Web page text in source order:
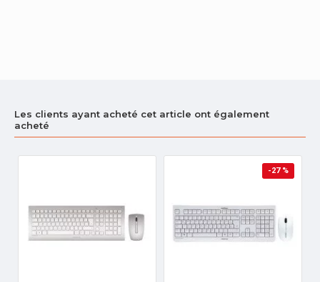
Les clients ayant acheté cet article ont également
acheté
-27 %